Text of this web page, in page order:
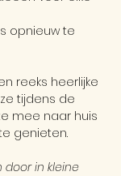
reeks heerlijke
tijdens de
mee naar huis
genieten.
door in kleine